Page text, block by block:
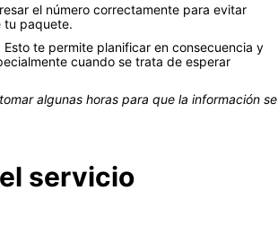
el número correctamente para evitar
tu paquete.
te permite planificar en consecuencia y
cuando se trata de esperar
algunas horas para que la información se
servicio